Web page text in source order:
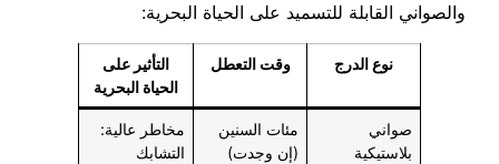
والصواني القابلة للتسميد على الحياة البحرية:
نوع الدرج وقت التعطل
التأثير على
الحياة البحرية
صواني
بلاستيكية
مئات السنين
(إن وجدت)
مخاطر عالية:
التشابك